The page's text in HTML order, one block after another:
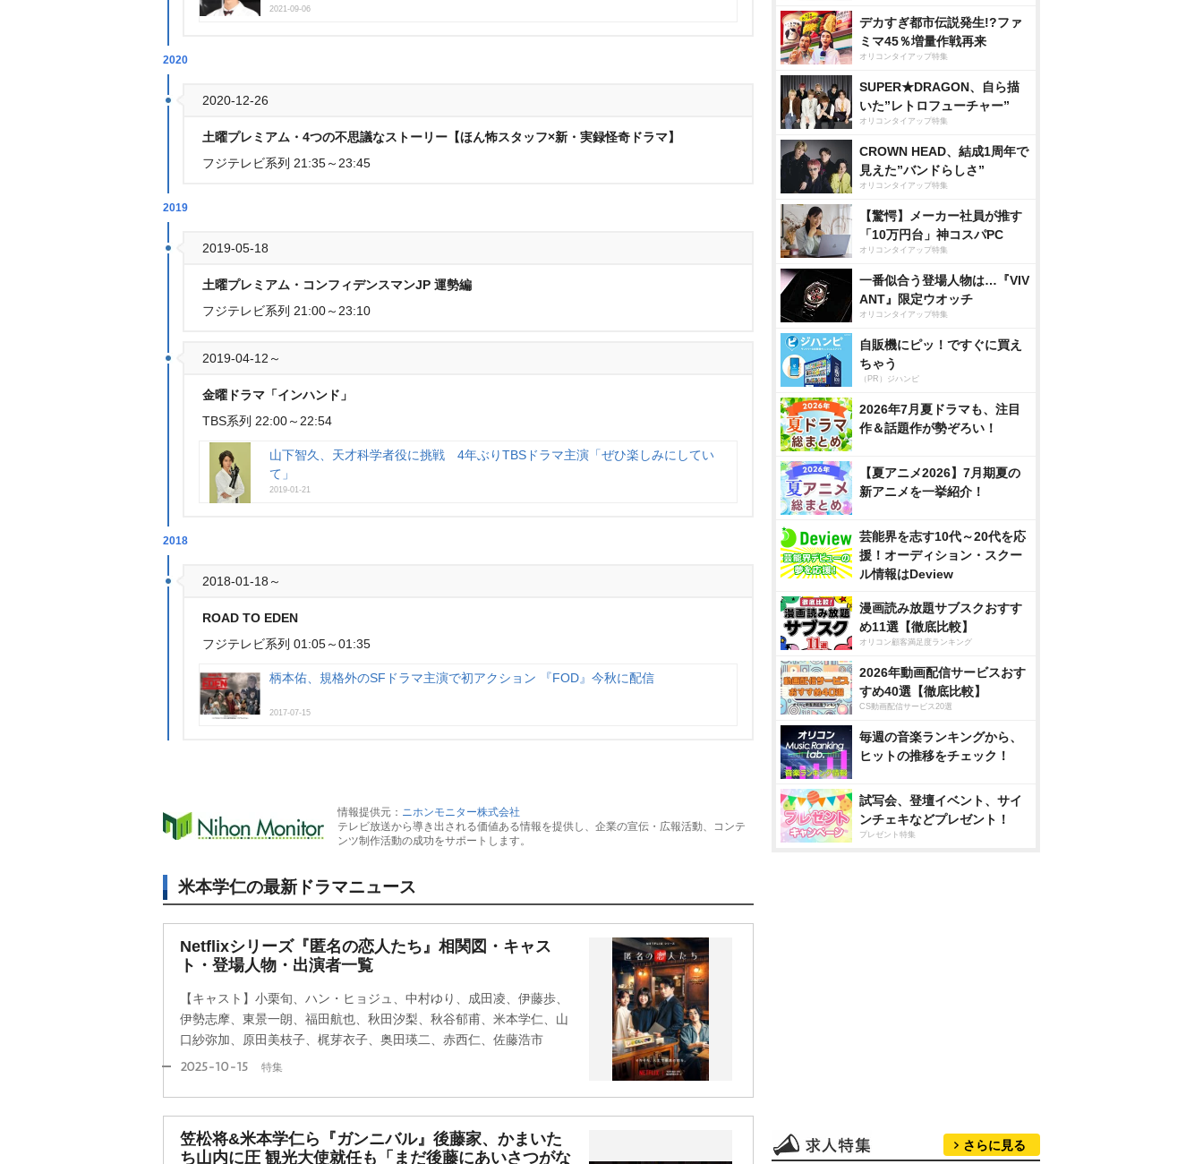
2021-09-06
2020
2020-12-26
土曜プレミアム・4つの不思議なストーリー【ほん怖スタッフ×新・実録怪奇ドラマ】
フジテレビ系列 21:35～23:45
2019
2019-05-18
土曜プレミアム・コンフィデンスマンJP 運勢編
フジテレビ系列 21:00～23:10
2019-04-12～
金曜ドラマ「インハンド」
TBS系列 22:00～22:54
山下智久、天才科学者役に挑戦 4年ぶりTBSドラマ主演「ぜひ楽しみにしてい
て」
2019-01-21
2018
2018-01-18～
ROAD TO EDEN
フジテレビ系列 01:05～01:35
柄本佑、規格外のSFドラマ主演で初アクション 『FOD』今秋に配信
2017-07-15
情報提供元： ニホンモニター株式会社
テレビ放送から導き出される価値ある情報を提供し、企業の宣伝・広報活動、コンテ
ンツ制作活動の成功をサポートします。
米本学仁の最新ドラマニュース
Netflixシリーズ『匿名の恋人たち』相関図・キャス
ト・登場人物・出演者一覧
【キャスト】小栗旬、ハン・ヒョジュ、中村ゆり、成田凌、伊藤歩、
伊勢志摩、東景一朗、福田航也、秋田汐梨、秋谷郁甫、米本学仁、山
口紗弥加、原田美枝子、梶芽衣子、奥田瑛二、赤西仁、佐藤浩市
2025-10-15 特集
笠松将&米本学仁ら『ガンニバル』後藤家、かまいた
ち山内に圧 観光大使就任も「まだ後藤にあいさつがな
デカすぎ都市伝説発生!?ファ
ミマ45％増量作戦再来
オリコンタイアップ特集
SUPER★DRAGON、自ら描
いた”レトロフューチャー”
オリコンタイアップ特集
CROWN HEAD、結成1周年で
見えた”バンドらしさ”
オリコンタイアップ特集
【驚愕】メーカー社員が推す
「10万円台」神コスパPC
オリコンタイアップ特集
一番似合う登場人物は…『VIV
ANT』限定ウオッチ
オリコンタイアップ特集
自販機にピッ！ですぐに買え
ちゃう
（PR）ジハンピ
2026年7月夏ドラマも、注目
作＆話題作が勢ぞろい！
【夏アニメ2026】7月期夏の
新アニメを一挙紹介！
芸能界を志す10代～20代を応
援！オーディション・スクー
ル情報はDeview
漫画読み放題サブスクおすす
め11選【徹底比較】
オリコン顧客満足度ランキング
2026年動画配信サービスおす
すめ40選【徹底比較】
CS動画配信サービス20選
毎週の音楽ランキングから、
ヒットの推移をチェック！
試写会、登壇イベント、サイ
ンチェキなどプレゼント！
プレゼント特集
さらに見る